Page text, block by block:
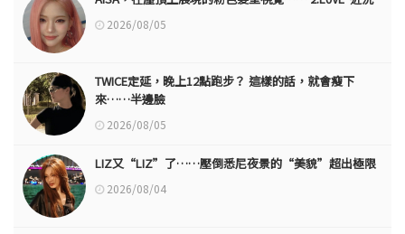
2026/08/05
TWICE定延，晚上12點跑步？ 這樣的話，就會瘦下
來……半邊臉
2026/08/05
LIZ又“LIZ”了……壓倒悉尼夜景的“美貌”超出極限
2026/08/04